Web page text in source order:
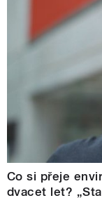
Co si přeje
dvacet let?